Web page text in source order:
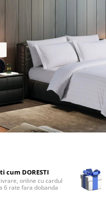
Facebook
cum DORESTI
online cu cardul
6 rate fara dobanda